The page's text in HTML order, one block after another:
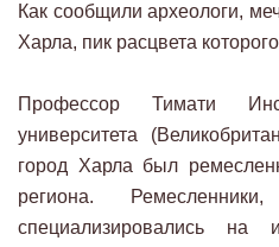
Как сообщили археологи,
Харла, пик расцвета
Профессор Тимати
университета
город Харла был
региона.
специализировались на